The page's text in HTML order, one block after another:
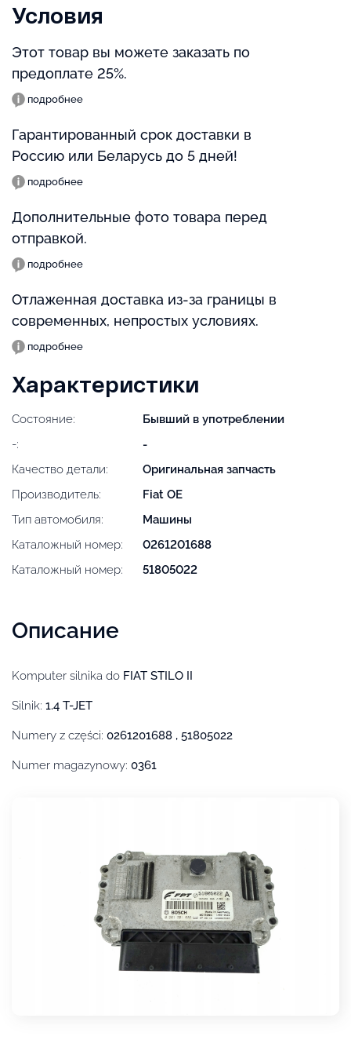
Условия
Этот товар вы можете заказать по
предоплате 25%.
подробнее
Гарантированный срок доставки в
Россию или Беларусь до 5 дней!
подробнее
Дополнительные фото товара перед
отправкой.
подробнее
Отлаженная доставка из-за границы в
современных, непростых условиях.
подробнее
Характеристики
Состояние:
Бывший в употреблении
-:
-
Качество детали:
Оригинальная запчасть
Производитель:
Fiat OE
Тип автомобиля:
Машины
Каталожный номер:
0261201688
Каталожный номер:
51805022
Описание
Komputer silnika do FIAT STILO II
Silnik: 1.4 T-JET
Numery z części: 0261201688 , 51805022
Numer magazynowy: 0361